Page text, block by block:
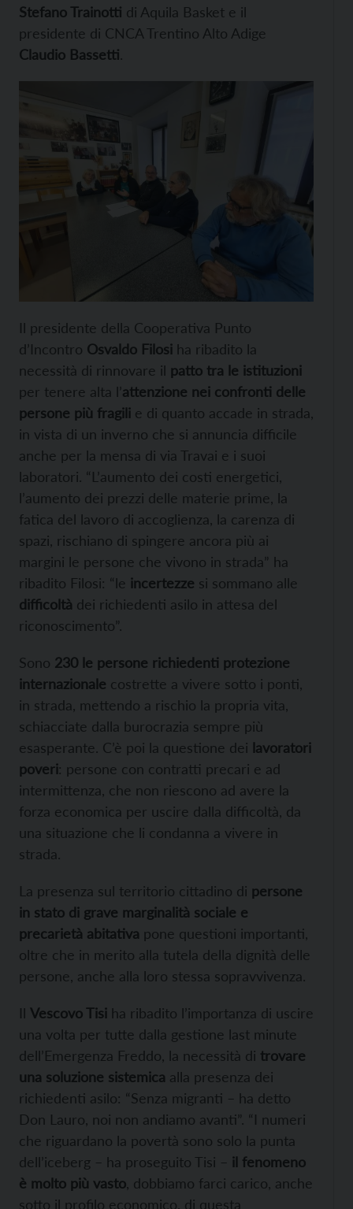
Stefano Trainotti di Aquila Basket e il
presidente di CNCA Trentino Alto Adige
Claudio Bassetti.
Il presidente della Cooperativa Punto
d’Incontro Osvaldo Filosi ha ribadito la
necessità di rinnovare il patto tra le istituzioni
per tenere alta l’attenzione nei confronti delle
persone più fragili e di quanto accade in strada,
in vista di un inverno che si annuncia difficile
anche per la mensa di via Travai e i suoi
laboratori. “L’aumento dei costi energetici,
l’aumento dei prezzi delle materie prime, la
fatica del lavoro di accoglienza, la carenza di
spazi, rischiano di spingere ancora più ai
margini le persone che vivono in strada” ha
ribadito Filosi: “le incertezze si sommano alle
difficoltà dei richiedenti asilo in attesa del
riconoscimento”.
Sono 230 le persone richiedenti protezione
internazionale costrette a vivere sotto i ponti,
in strada, mettendo a rischio la propria vita,
schiacciate dalla burocrazia sempre più
esasperante. C’è poi la questione dei lavoratori
poveri: persone con contratti precari e ad
intermittenza, che non riescono ad avere la
forza economica per uscire dalla difficoltà, da
una situazione che li condanna a vivere in
strada.
La presenza sul territorio cittadino di persone
in stato di grave marginalità sociale e
precarietà abitativa pone questioni importanti,
oltre che in merito alla tutela della dignità delle
persone, anche alla loro stessa sopravvivenza.
Il Vescovo Tisi ha ribadito l’importanza di uscire
una volta per tutte dalla gestione last minute
dell’Emergenza Freddo, la necessità di trovare
una soluzione sistemica alla presenza dei
richiedenti asilo: “Senza migranti – ha detto
Don Lauro, noi non andiamo avanti”. “I numeri
che riguardano la povertà sono solo la punta
dell’iceberg – ha proseguito Tisi – il fenomeno
è molto più vasto , dobbiamo farci carico, anche
sotto il profilo economico, di questa